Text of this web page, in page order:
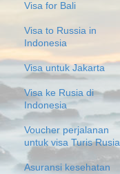
Visa for Bali
Visa to Russia in
Indonesia
Visa untuk Jakarta
Visa ke Rusia di
Indonesia
Voucher perjalanan
untuk visa Turis Rusia
Asuransi kesehatan